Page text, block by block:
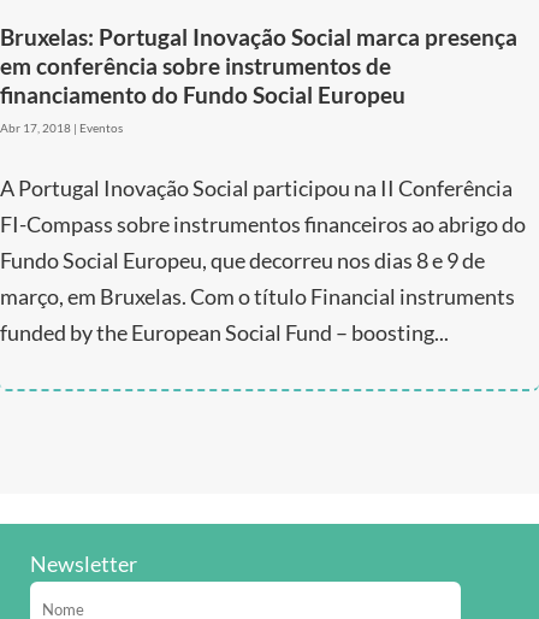
Bruxelas: Portugal Inovação Social marca presença
em conferência sobre instrumentos de
financiamento do Fundo Social Europeu
Abr 17, 2018 | Eventos
A Portugal Inovação Social participou na II Conferência
FI-Compass sobre instrumentos financeiros ao abrigo do
Fundo Social Europeu, que decorreu nos dias 8 e 9 de
março, em Bruxelas. Com o título Financial instruments
funded by the European Social Fund – boosting...
Newsletter